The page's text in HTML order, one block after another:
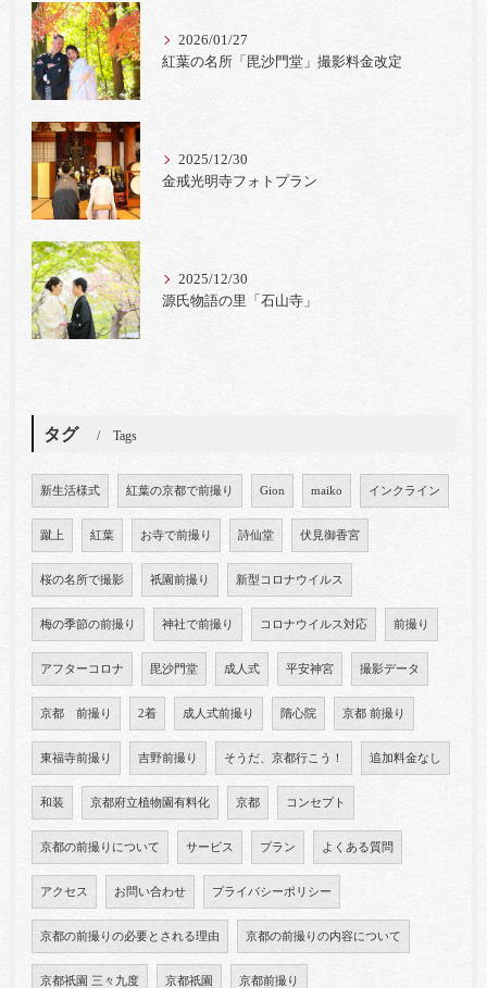
2026/01/27
紅葉の名所「毘沙門堂」撮影料金改定
2025/12/30
金戒光明寺フォトプラン
2025/12/30
源氏物語の里「石山寺」
タグ Tags
新生活様式 紅葉の京都で前撮り Gion maiko インクライン
蹴上 紅葉 お寺で前撮り 詩仙堂 伏見御香宮
桜の名所で撮影 祇園前撮り 新型コロナウイルス
梅の季節の前撮り 神社で前撮り コロナウイルス対応 前撮り
アフターコロナ 毘沙門堂 成人式 平安神宮 撮影データ
京都 前撮り 2着 成人式前撮り 隋心院 京都 前撮り
東福寺前撮り 吉野前撮り そうだ、京都行こう！ 追加料金なし
和装 京都府立植物園有料化 京都 コンセプト
京都の前撮りについて サービス プラン よくある質問
アクセス お問い合わせ プライバシーポリシー
京都の前撮りの必要とされる理由 京都の前撮りの内容について
京都祇園 三々九度 京都祇園 京都前撮り